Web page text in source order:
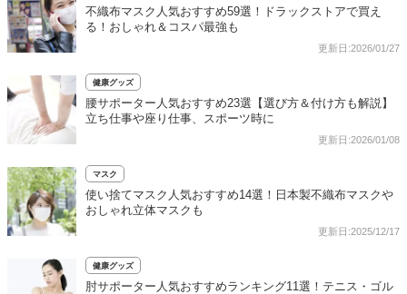
不織布マスク人気おすすめ59選！ドラックストアで買え
る！おしゃれ＆コスパ最強も
更新日:2026/01/27
健康グッズ
腰サポーター人気おすすめ23選【選び方＆付け方も解説】
立ち仕事や座り仕事、スポーツ時に
更新日:2026/01/08
マスク
使い捨てマスク人気おすすめ14選！日本製不織布マスクや
おしゃれ立体マスクも
更新日:2025/12/17
健康グッズ
肘サポーター人気おすすめランキング11選！テニス・ゴル